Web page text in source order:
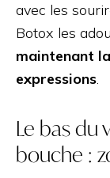
avec les
Botox les
maintenant
expressions.
Le bas du
bouche :